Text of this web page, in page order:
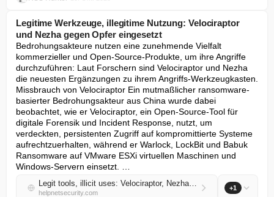
Legitime Werkzeuge, illegitime Nutzung: Velociraptor
und Nezha gegen Opfer eingesetzt
Bedrohungsakteure nutzen eine zunehmende Vielfalt
kommerzieller und Open-Source-Produkte, um ihre Angriffe
durchzuführen: Laut Forschern sind Velociraptor und Nezha
die neuesten Ergänzungen zu ihrem Angriffs-Werkzeugkasten.
Missbrauch von Velociraptor Ein mutmaßlicher ransomware-
basierter Bedrohungsakteur aus China wurde dabei
beobachtet, wie er Velociraptor, ein Open-Source-Tool für
digitale Forensik und Incident Response, nutzt, um
verdeckten, persistenten Zugriff auf kompromittierte Systeme
aufrechtzuerhalten, während er Warlock, LockBit und Babuk
Ransomware auf VMware ESXi virtuellen Maschinen und
Windows-Servern einsetzt. …
Legit tools, illicit uses: Velociraptor, Nezha turned against victims
helpnetsecurity.com
+1